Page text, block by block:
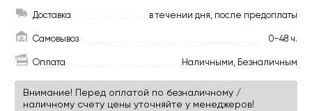
Доставка в течении дня, после предоплаты
Самовывоз 0-48 ч.
Оплата Наличными, Безналичным
Внимание! Перед оплатой по безналичному /
наличному счету цены уточняйте у менеджеров!